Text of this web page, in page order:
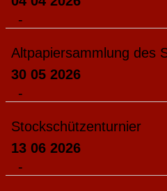
-
Altpapiersammlung des
30 05 2026
-
Stockschützenturnier
13 06 2026
-